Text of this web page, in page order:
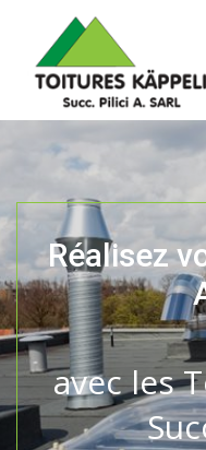
Réalisez
avec les